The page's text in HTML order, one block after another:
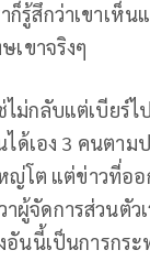
ก็รู้สึกว่าเขาเห็
เขาจริงๆ
ม่กลับแต่เบียร์
ได้เอง 3 คนตา
หญ่โต แต่ข่าวที่
จัดการส่วนตัวเ
อันนี้เป็นการก